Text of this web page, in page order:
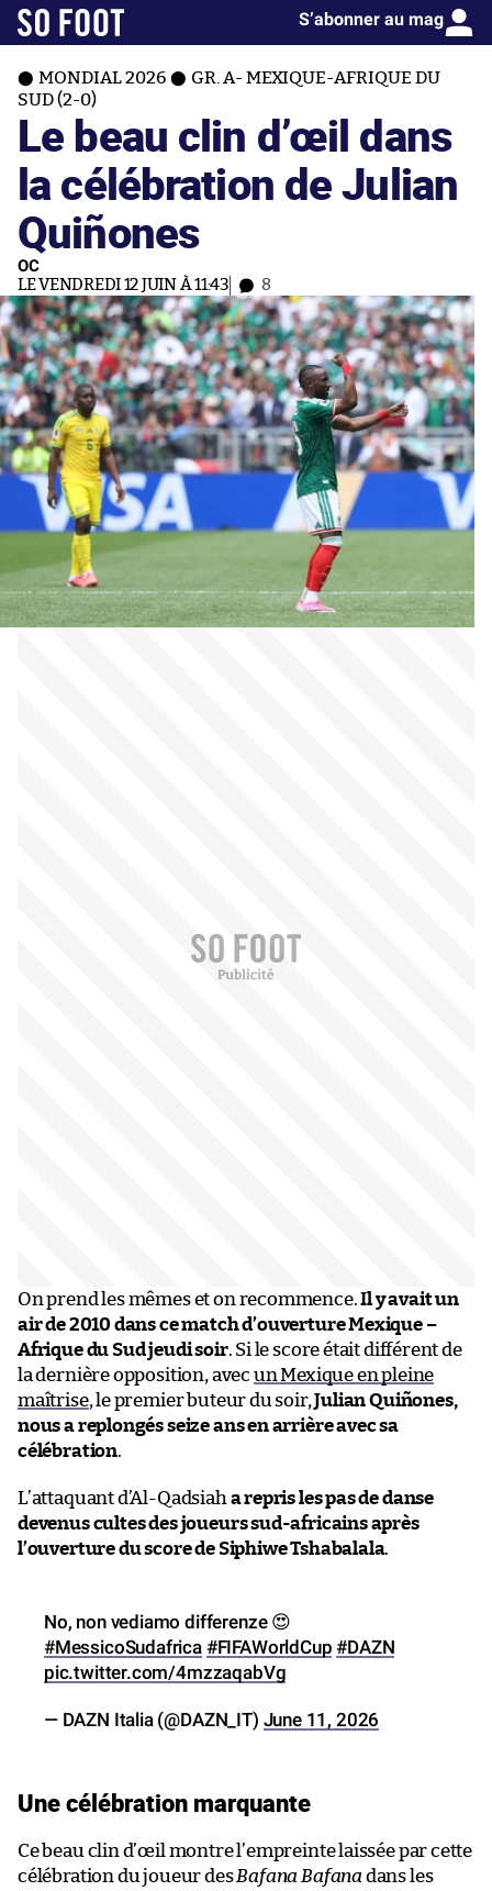
S’abonner au mag
MONDIAL 2026
GR. A- MEXIQUE-AFRIQUE DU
SUD (2-0)
Le beau clin d’œil dans
la célébration de Julian
Quiñones
OC
LE VENDREDI 12 JUIN À 11:43 8
On prend les mêmes et on recommence.Il y avait un
air de 2010 dans ce match d’ouverture Mexique –
Afrique du Sud jeudi soir. Si le score était différent de
la dernière opposition, avec un Mexique en pleine
maîtrise, le premier buteur du soir,Julian Quiñones,
nous a replongés seize ans en arrière avec sa
célébration.
L’attaquant d’Al-Qadsiah a repris les pas de danse
devenus cultes des joueurs sud-africains après
l’ouverture du score de Siphiwe Tshabalala.
No, non vediamo differenze 😍
#MessicoSudafrica #FIFAWorldCup #DAZN
pic.twitter.com/4mzzaqabVg
— DAZN Italia (@DAZN_IT) June 11, 2026
Une célébration marquante
Ce beau clin d’œil montre l’empreinte laissée par cette
célébration du joueur desBafana Bafana dans les